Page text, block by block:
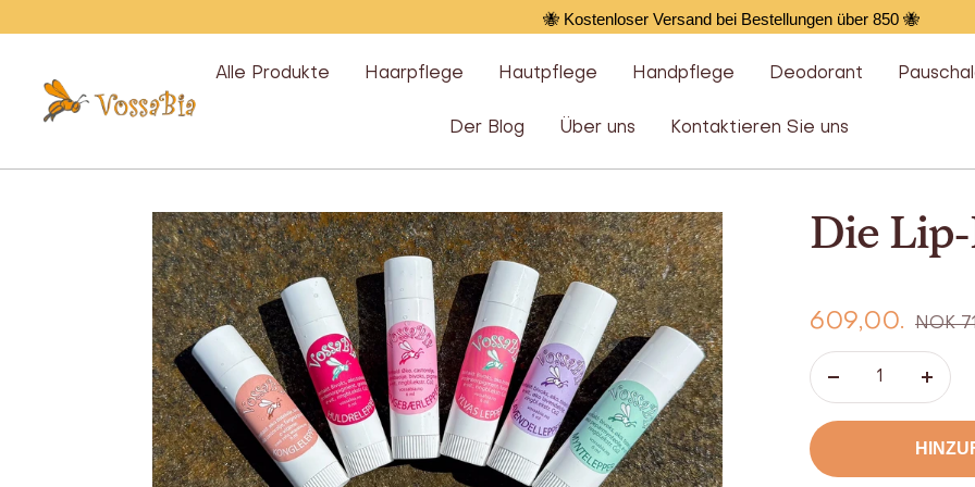
🐝 Kostenloser Versand bei Bestellungen über 850 🐝
Alle Produkte Haarpflege Hautpflege Handpflege Deodorant
Der Blog Über uns Kontaktieren Sie uns
Vossabia
Die
Angebot:
NOK
609,00.
Preis:
NOK
die